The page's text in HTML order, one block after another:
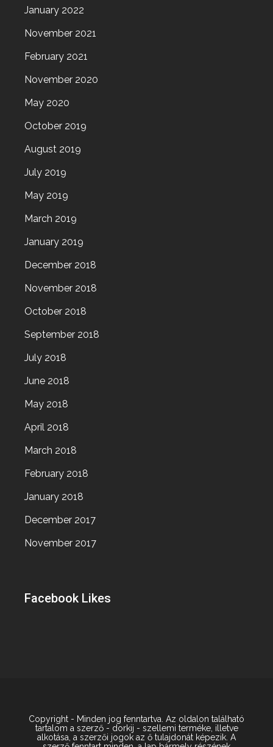
January 2022
November 2021
February 2021
November 2020
May 2020
October 2019
August 2019
July 2019
May 2019
March 2019
January 2019
December 2018
November 2018
October 2018
September 2018
July 2018
June 2018
May 2018
April 2018
March 2018
February 2018
January 2018
December 2017
November 2017
Facebook Likes
Copyright - Minden jog fenntartva. Az oldalon található
tartalom a szerző - dorkij - szellemi terméke, illetve
alkotása, a szerzői jogok az ő tulajdonát képezik. A